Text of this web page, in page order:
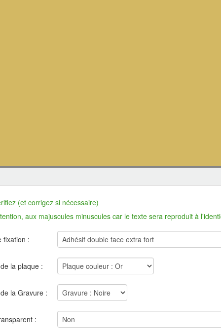
(et corrigez si nécessaire)
aux majuscules minuscules car le texte sera reproduit à
fixation :
la plaque :
la Gravure :
: